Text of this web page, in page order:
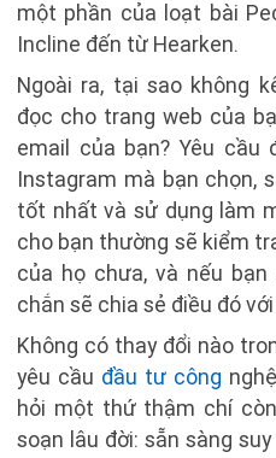
một phần của loạt bài
Incline đến từ Hearken.
Ngoài ra, tại sao không
đọc cho trang web của
email của bạn? Yêu cầu
Instagram mà bạn chọn,
tốt nhất và sử dụng làm
cho bạn thường sẽ kiểm
của họ chưa, và nếu
chắn sẽ chia sẻ điều đó
Không có thay đổi nào
yêu cầu đầu tư công
hỏi một thứ thậm chí
soạn lâu đời: sẵn sàng